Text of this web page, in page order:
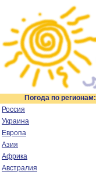
Погода по регионам:
Россия
Украина
Европа
Азия
Африка
Австралия